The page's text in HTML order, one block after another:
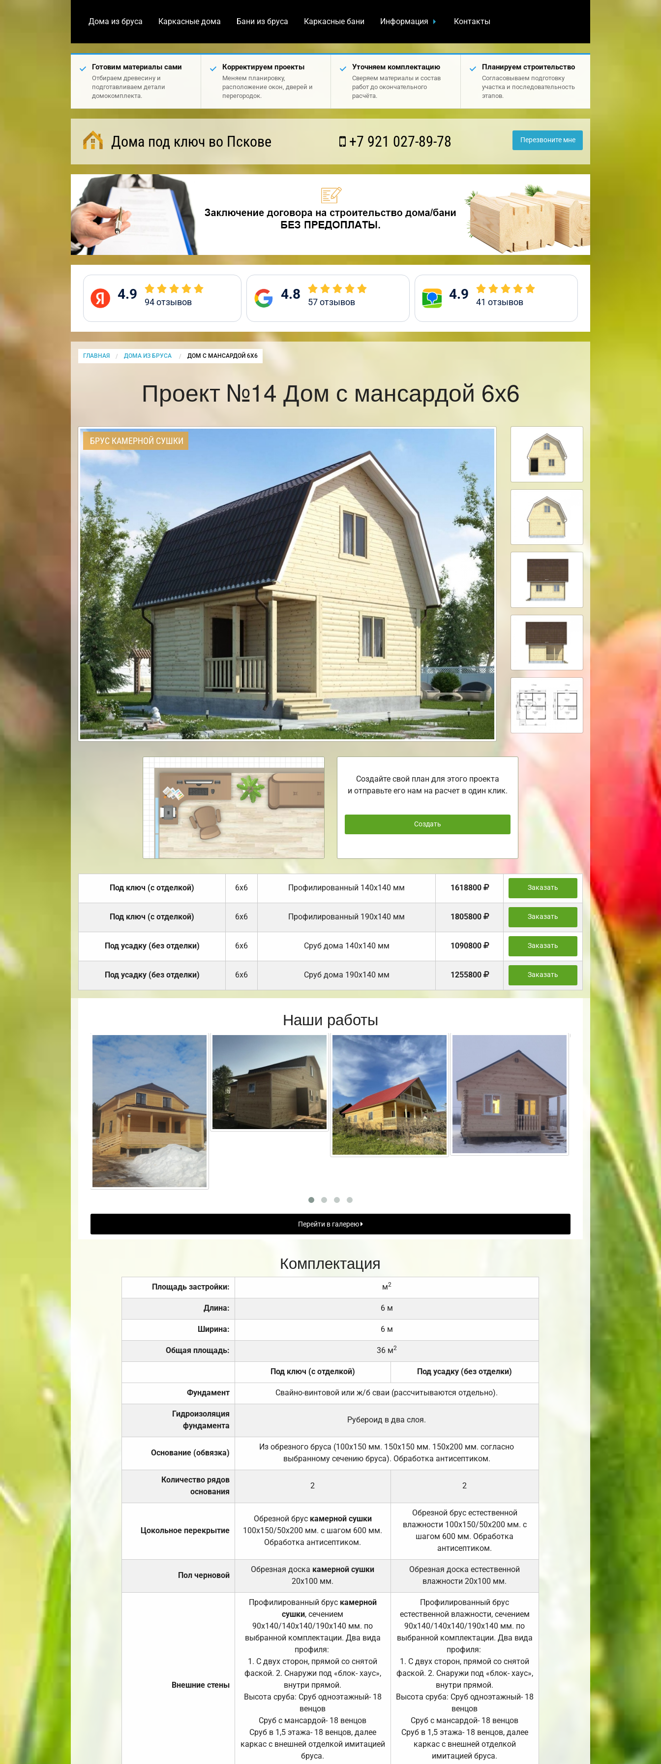
Дома из бруса Каркасные дома Бани из бруса Каркасные бани Информация Контакты
Готовим материалы сами
Отбираем древесину и
подготавливаем детали
домокомплекта.
Корректируем проекты
Меняем планировку,
расположение окон, дверей и
перегородок.
Уточняем комплектацию
Сверяем материалы и состав
работ до окончательного
расчёта.
Планируем строительство
Согласовываем подготовку
участка и последовательность
этапов.
Дома под ключ во Пскове +7 921 027-89-78 Перезвоните мне
4.9 94отзывов 4.8 57отзывов 4.9 41 отзывов
ГЛАВНАЯ ДОМА ИЗ БРУСА CURRENT:
ДОМ С МАНСАРДОЙ 6Х6
Проект №14 Дом с мансардой 6х6
БРУС КАМЕРНОЙ СУШКИ
Создайте свой план для этого проекта
и отправьте его нам на расчет в один клик.
Создать
Под ключ (с отделкой) 6х6 Профилированный 140х140 мм 1618800 Заказать
Под ключ (с отделкой) 6х6 Профилированный 190х140 мм 1805800 Заказать
Под усадку (без отделки) 6х6 Cруб дома 140х140 мм 1090800 Заказать
Под усадку (без отделки) 6х6 Cруб дома 190х140 мм 1255800 Заказать
Наши работы
Перейти в галерею
Комплектация
Площадь застройки: м2
Длина: 6 м
Ширина: 6 м
Общая площадь: 36 м2
Под ключ (с отделкой) Под усадку (без отделки)
Фундамент Свайно-винтовой или ж/б сваи (рассчитываются отдельно).
Гидроизоляция
фундамента
Рубероид в два слоя.
Основание (обвязка)
Из обрезного бруса (100х150 мм. 150х150 мм. 150х200 мм. согласно
выбранному сечению бруса). Обработка антисептиком.
Количество рядов
основания
2 2
Цокольное перекрытие
Обрезной брус камерной сушки
100х150/50х200 мм. с шагом 600 мм.
Обработка антисептиком.
Обрезной брус естественной
влажности 100х150/50х200 мм. с
шагом 600 мм. Обработка
антисептиком.
Пол черновой
Обрезная доска камерной сушки
20х100 мм.
Обрезная доска естественной
влажности 20х100 мм.
Внешние стены
Профилированный брус камерной
сушки, сечением
90х140/140х140/190х140 мм. по
выбранной комплектации. Два вида
профиля:
1. С двух сторон, прямой со снятой
фаской. 2. Снаружи под «блок- хаус»,
внутри прямой.
Высота сруба: Сруб одноэтажный- 18
венцов
Сруб с мансардой- 18 венцов
Сруб в 1,5 этажа- 18 венцов, далее
каркас с внешней отделкой имитацией
бруса.
Профилированный брус
естественной влажности, сечением
90х140/140х140/190х140 мм. по
выбранной комплектации. Два вида
профиля:
1. С двух сторон, прямой со снятой
фаской. 2. Снаружи под «блок- хаус»,
внутри прямой.
Высота сруба: Сруб одноэтажный- 18
венцов
Сруб с мансардой- 18 венцов
Сруб в 1,5 этажа- 18 венцов, далее
каркас с внешней отделкой
имитацией бруса.